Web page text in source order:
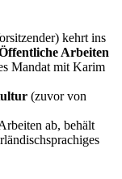
kehrt ins
Arbeiten
Mandat mit Karim
(zuvor von
ab, behält